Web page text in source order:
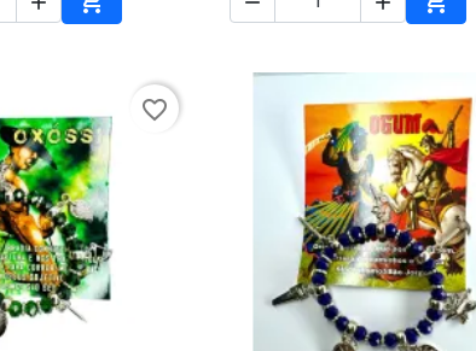
Añadir al carrito
favorite_border